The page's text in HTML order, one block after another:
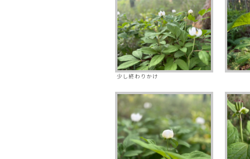
少し終わりかけ